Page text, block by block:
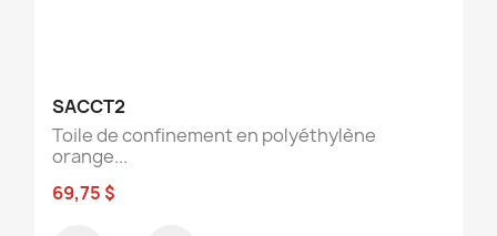
SACCT2
Toile de confinement en polyéthylène
orange...
69,75 $